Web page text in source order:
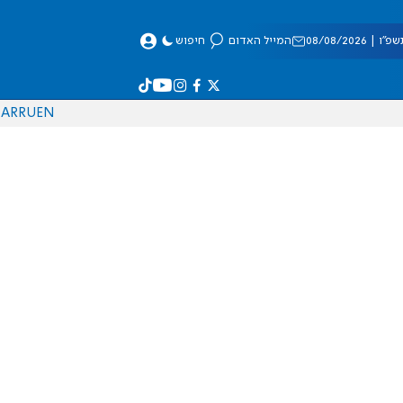
08/2026 המייל האדום חיפוש
EN
RU
AR